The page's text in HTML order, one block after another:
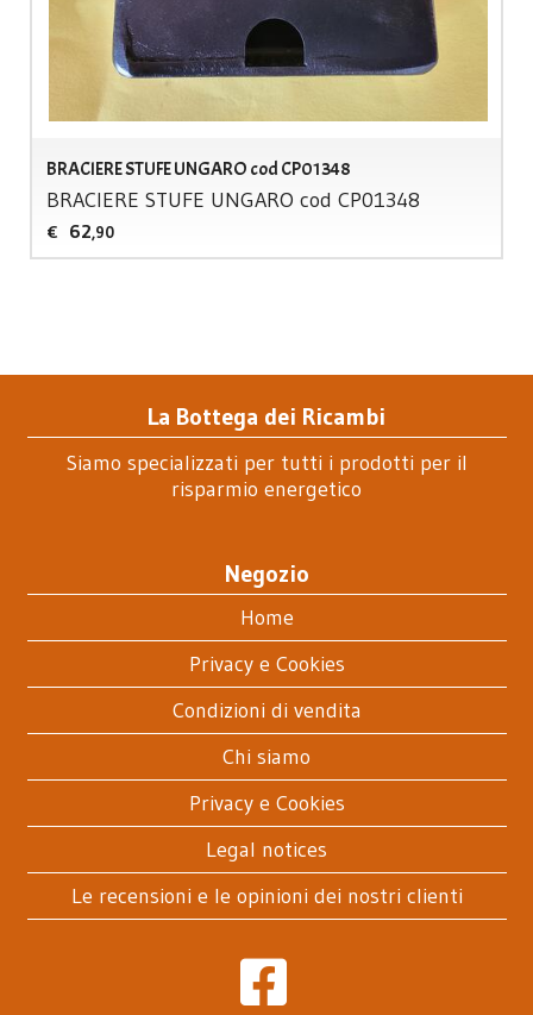
BRACIERE STUFE UNGARO cod CP01348
BRACIERE STUFE UNGARO cod CP01348
€ 62,90
La Bottega dei Ricambi
Siamo specializzati per tutti i prodotti per il
risparmio energetico
Negozio
Home
Privacy e Cookies
Condizioni di vendita
Chi siamo
Privacy e Cookies
Legal notices
Le recensioni e le opinioni dei nostri clienti